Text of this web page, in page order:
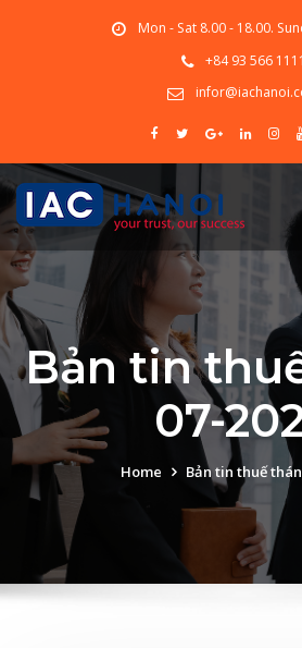
Mon - Sat 8.00 - 18.00.
+84 93 566 1111
Bản tin
07-
Home Bản tin thuế